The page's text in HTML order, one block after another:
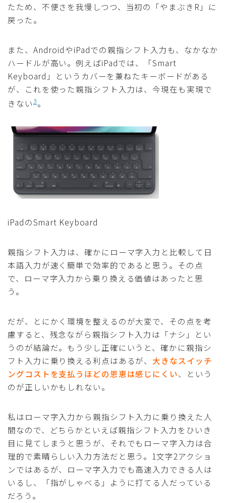
たため、不便さを我慢しつつ、当初の「やまぶきR」に
戻った。
また、AndroidやiPadでの親指シフト入力も、なかなか
ハードルが高い。例えばiPadでは、「Smart
Keyboard」というカバーを兼ねたキーボードがある
が、これを使った親指シフト入力は、今現在も実現で
きない3。
iPadのSmart Keyboard
親指シフト入力は、確かにローマ字入力と比較して日
本語入力が速く簡単で効率的であると思う。その点
で、ローマ字入力から乗り換える価値はあったと思
う。
だが、とにかく環境を整えるのが大変で、その点を考
慮すると、残念ながら親指シフト入力は「ナシ」とい
うのが結論だ。もう少し正確にいうと、確かに親指シ
フト入力に乗り換える利点はあるが、 大きなスイッチ
ングコストを支払うほどの恩恵は感じにくい、という
のが正しいかもしれない。
私はローマ字入力から親指シフト入力に乗り換えた人
間なので、どちらかといえば親指シフト入力をひいき
目に見てしまうと思うが、それでもローマ字入力は合
理的で素晴らしい入力方法だと思う。1文字2アクショ
ンではあるが、ローマ字入力でも高速入力できる人は
いるし、「指がしゃべる」ように打てる人だっている
だろう。